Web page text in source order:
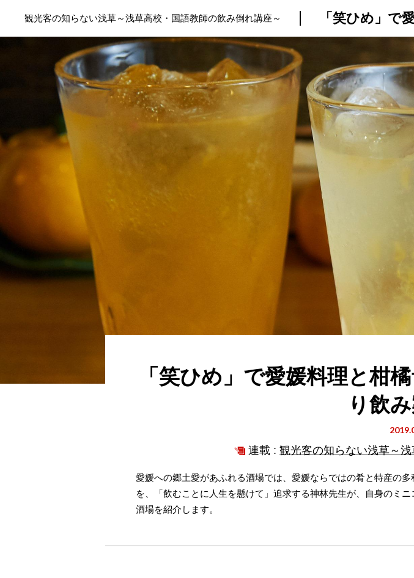
プロが教えるレシピ
観光客の知らない浅草～浅草高校・国語教師の飲み倒れ講座～ 「笑ひめ」で
「笑ひめ」で愛媛料理と柑
り飲
連載 : 観光客の知らない浅草～
愛媛への郷土愛があふれる酒場では、愛媛ならではの肴と特産の
を、「飲むことに人生を懸けて」追求する神林先生が、自身のミ
酒場を紹介します。